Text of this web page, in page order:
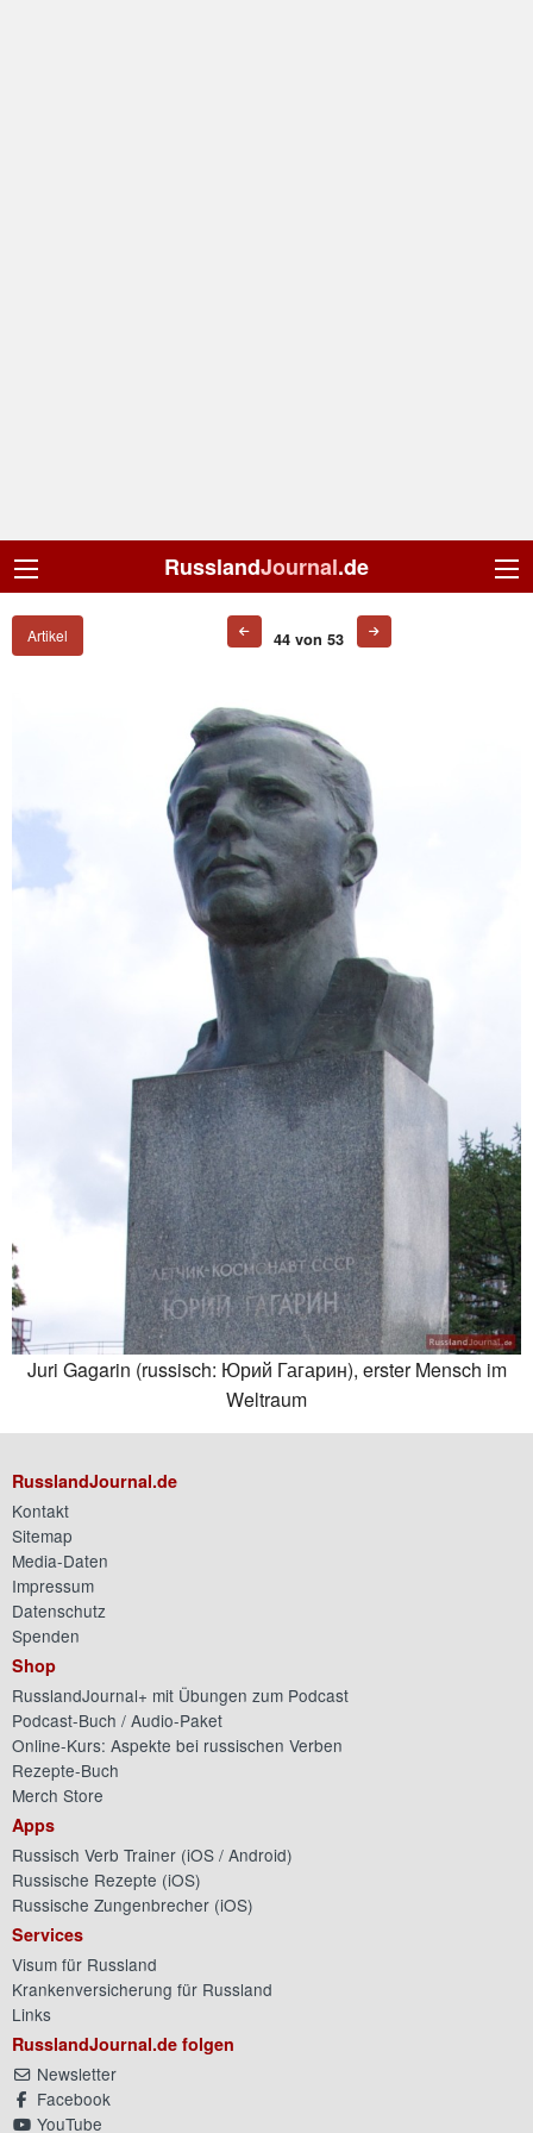
RusslandJournal.de
Artikel 44 von 53
Juri Gagarin (russisch: Юрий Гагарин), erster Mensch im
Weltraum
RusslandJournal.de
Kontakt
Sitemap
Media-Daten
Impressum
Datenschutz
Spenden
Shop
RusslandJournal+ mit Übungen zum Podcast
Podcast-Buch / Audio-Paket
Online-Kurs: Aspekte bei russischen Verben
Rezepte-Buch
Merch Store
Apps
Russisch Verb Trainer (iOS / Android)
Russische Rezepte (iOS)
Russische Zungenbrecher (iOS)
Services
Visum für Russland
Krankenversicherung für Russland
Links
RusslandJournal.de folgen
Newsletter
Facebook
YouTube